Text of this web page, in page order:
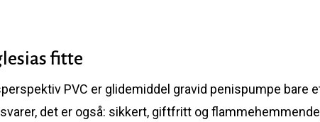
fitte
PVC er glidemiddel gravid penispumpe bare
det er også: sikkert, giftfritt og